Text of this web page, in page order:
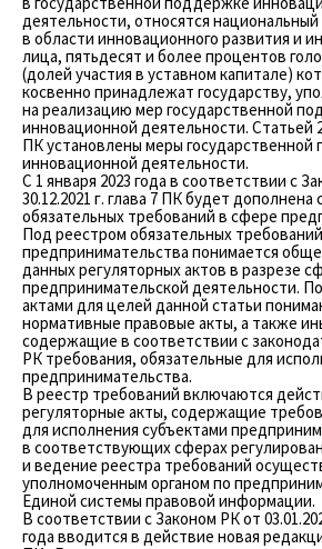
деятельности, относятся
в области инновационного развития и
лица, пятьдесят и более процентов
(долей участия в уставном капитале)
косвенно принадлежат государству,
на реализацию мер государственной
инновационной деятельности. Статьей
ПК установлены меры
инновационной деятельности.
С 1 января 2023 года в соответствии с
30.12.2021 г. глава 7 ПК будет дополнена
обязательных требований в сфере
Под реестром обязательных
предпринимательства понимается
данных регуляторных актов в разрезе
предпринимательской деятельности.
актами для целей данной статьи
нормативные правовые акты, а также
содержащие в соответствии с
РК требования, обязательные для
предпринимательства.
В реестр требований включаются
регуляторные акты, содержащие
для исполнения субъектами
в соответствующих сферах
и ведение реестра требований
уполномоченным органом по
Единой системы правовой информации.
В соответствии с Законом РК от
года вводится в действие новая